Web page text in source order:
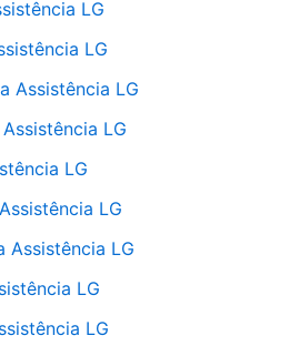
LG
LG
Assistência LG
LG
LG
LG
Assistência LG
LG
LG